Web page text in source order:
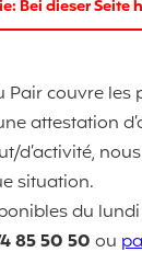
Bei dieser
Pair couvre
attestation
d’activité,
situation.
du
85 50 50 ou